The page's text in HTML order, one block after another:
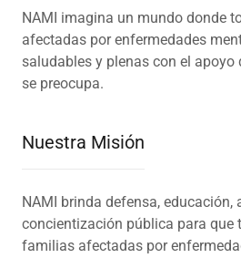
NAMI imagina un mundo donde
afectadas por enfermedades
saludables y plenas con el apoyo
se preocupa.
Nuestra Misión
NAMI brinda defensa, educación,
concientización pública para que
familias afectadas por